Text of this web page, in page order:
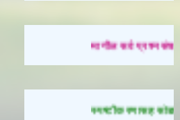
मागील सर्व प्रश्नसंच
स्पष्टीकरणासह